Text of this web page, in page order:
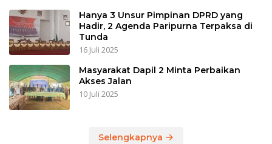
Hanya 3 Unsur Pimpinan DPRD yang
Hadir, 2 Agenda Paripurna Terpaksa di
Tunda
16 Juli 2025
Masyarakat Dapil 2 Minta Perbaikan
Akses Jalan
10 Juli 2025
Selengkapnya